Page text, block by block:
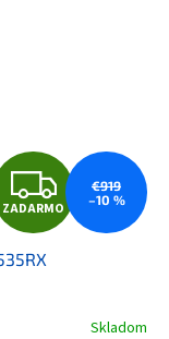
ZADARMO
€919
–10 %
Skladom